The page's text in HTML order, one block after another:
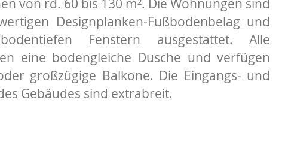
von rd. 60 bis 130 m². Die Wohnungen sind
Designplanken-Fußbodenbelag und
Fenstern ausgestattet. Alle
eine bodengleiche Dusche und verfügen
großzügige Balkone. Die Eingangs- und
Gebäudes sind extrabreit.